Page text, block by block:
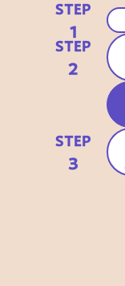
STEP
1
STEP
2
STEP
3